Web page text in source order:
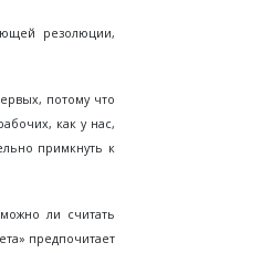
резолюции,
потому что
как у нас,
примкнуть к
ли считать
предпочитает